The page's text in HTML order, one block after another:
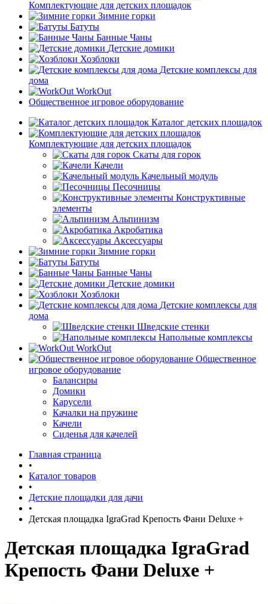
Комплектующие для детских площадок
Зимние горки
Батуты
Банные Чаны
Детские домики
Хозблоки
Детские комплексы для
дома
WorkOut
Общественное игровое оборудование
Каталог детских площадок
Комплектующие для детских площадок
Скаты для горок
Качели
Качельный модуль
Песочницы
Конструктивные
элементы
Альпинизм
Акробатика
Аксессуары
Зимние горки
Батуты
Банные Чаны
Детские домики
Хозблоки
Детские комплексы для
дома
Шведские стенки
Напольные комплексы
WorkOut
Общественное
игровое оборудование
Балансиры
Домики
Карусели
Качалки на пружине
Качели
Сиденья для качелей
Главная страница
•
Каталог товаров
•
Детские площадки для дачи
•
Детская площадка IgraGrad Крепость Фани Deluxe +
Детская площадка IgraGrad
Крепость Фани Deluxe +